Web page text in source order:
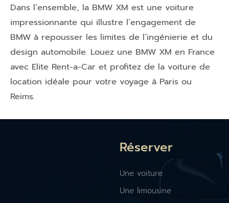
Dans l’ensemble, la BMW XM est une voiture
impressionnante qui illustre l’engagement de
BMW à repousser les limites de l’ingénierie et du
design automobile. Louez une BMW XM en France
avec Elite Rent-a-Car et profitez de la voiture de
location idéale pour votre voyage à Paris ou
Reims.
Réserver
Une voiture
Une limousine